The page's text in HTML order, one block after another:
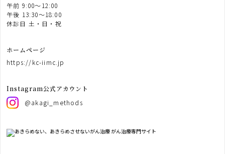
午前 9:00〜12:00
午後 13:30〜18:00
休診日 土・日・祝
ホームページ
https://kc-iimc.jp
Instagram公式アカウント
@akagi_methods